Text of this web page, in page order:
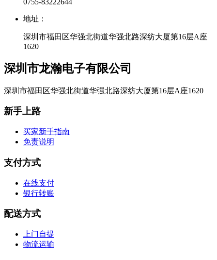
地址：
深圳市福田区华强北街道华强北路深纺大厦第16层A座
1620
深圳市龙瀚电子有限公司
深圳市福田区华强北街道华强北路深纺大厦第16层A座1620
新手上路
买家新手指南
免责说明
支付方式
在线支付
银行转账
配送方式
上门自提
物流运输